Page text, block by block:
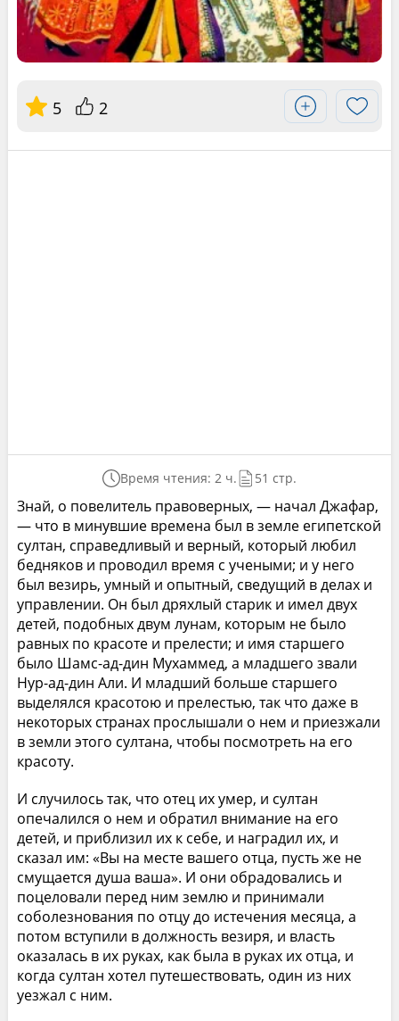
5 2
Время чтения: 2 ч. 51 стр.
Знай, о повелитель правоверных, — начал Джафар,
— что в минувшие времена был в земле египетской
султан, справедливый и верный, который любил
бедняков и проводил время с учеными; и у него
был везирь, умный и опытный, сведущий в делах и
управлении. Он был дряхлый старик и имел двух
детей, подобных двум лунам, которым не было
равных по красоте и прелести; и имя старшего
было Шамс-ад-дин Мухаммед, а младшего звали
Нур-ад-дин Али. И младший больше старшего
выделялся красотою и прелестью, так что даже в
некоторых странах прослышали о нем и приезжали
в земли этого султана, чтобы посмотреть на его
красоту.
И случилось так, что отец их умер, и султан
опечалился о нем и обратил внимание на его
детей, и приблизил их к себе, и наградил их, и
сказал им: «Вы на месте вашего отца, пусть же не
смущается душа ваша». И они обрадовались и
поцеловали перед ним землю и принимали
соболезнования по отцу до истечения месяца, а
потом вступили в должность везиря, и власть
оказалась в их руках, как была в руках их отца, и
когда султан хотел путешествовать, один из них
уезжал с ним.